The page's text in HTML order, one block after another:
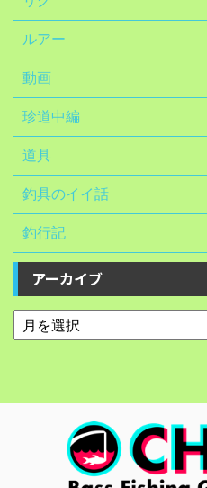
ルアー
動画
珍道中編
道具
釣具のイイ話
釣行記
アーカイブ